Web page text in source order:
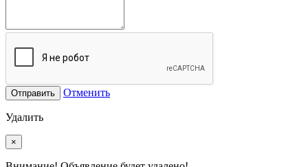
Отправить Отменить
Удалить
×